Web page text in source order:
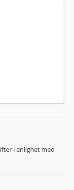
i enlighet med